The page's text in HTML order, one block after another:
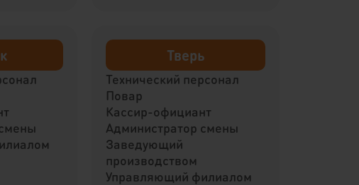
Тверь
Технический персонал
Повар
Кассир-официант
Администратор смены
Заведующий
производством
Управляющий филиалом